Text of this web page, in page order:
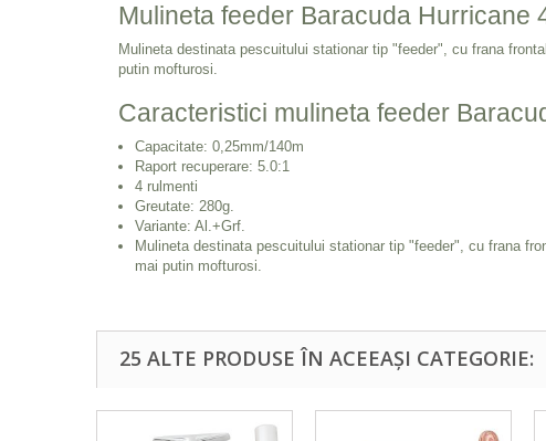
Mulineta feeder Baracuda Hurricane
Mulineta destinata pescuitului stationar tip "feeder", cu frana
putin mofturosi.
Caracteristici mulineta feeder
Capacitate: 0,25mm/140m
Raport recuperare: 5.0:1
4 rulmenti
Greutate: 280g.
Variante: Al.+Grf.
Mulineta destinata pescuitului stationar tip "feeder", cu frana
mai putin mofturosi.
25 ALTE PRODUSE ÎN ACEEAȘI CATEGORIE: